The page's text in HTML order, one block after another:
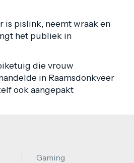
is pislink, neemt wraak en
het publiek in
die vrouw
in Raamsdonkveer
ook aangepakt
Gaming